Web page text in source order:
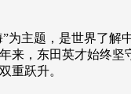
为主题，是世界了
来，东田英才始终
重跃升。